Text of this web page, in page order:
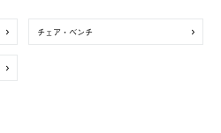
チェア・ベンチ